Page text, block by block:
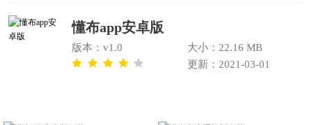
懂布app安卓版
版本：v1.0
大小：22.16 MB
更新：2021-03-01